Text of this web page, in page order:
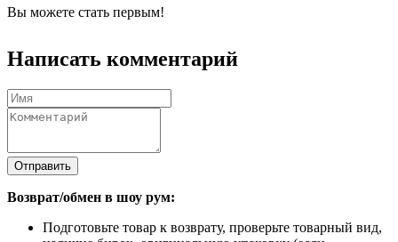
Вы можете стать первым!
Написать комментарий
Отправить
Возврат/обмен в шоу рум:
Подготовьте товар к возврату, проверьте товарный вид,